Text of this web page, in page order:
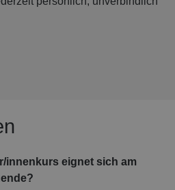
innenkurs eignet sich am